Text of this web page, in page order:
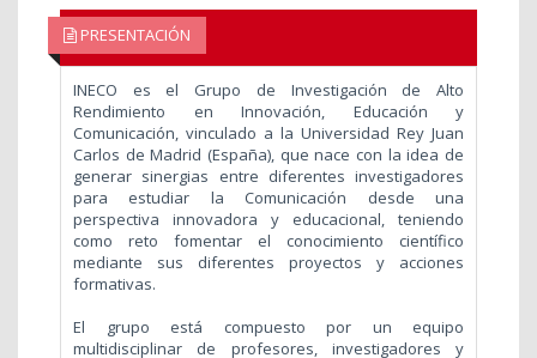
PRESENTACIÓN
INECO es el Grupo de Investigación de Alto
Rendimiento en Innovación, Educación y
Comunicación, vinculado a la Universidad Rey Juan
Carlos de Madrid (España), que nace con la idea de
generar sinergias entre diferentes investigadores
para estudiar la Comunicación desde una
perspectiva innovadora y educacional, teniendo
como reto fomentar el conocimiento científico
mediante sus diferentes proyectos y acciones
formativas.
El grupo está compuesto por un equipo
multidisciplinar de profesores, investigadores y